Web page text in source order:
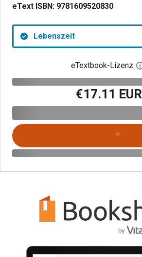
eText ISBN: 9781609520830
Lebenszeit
eTextbook-Lizenz
€17.11 EUR